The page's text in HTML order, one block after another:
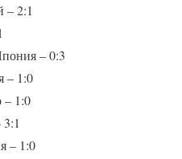
– 2:1
– 0:3
– 1:0
– 1:0
– 1:0